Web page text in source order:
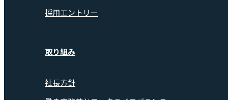
採用エントリー
取り組み
社長方針